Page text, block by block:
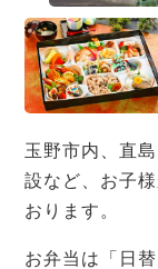
玉野市内、直
設など、お子
おります。
お弁当は「日